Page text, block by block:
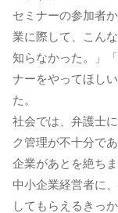
セミナーの参加者
業に際して、こん
知らなかった。」
ナーをやってほし
た。
社会では、弁護士
ク管理が不十分で
企業があとを絶ち
中小企業経営者に
してもらえるきっ